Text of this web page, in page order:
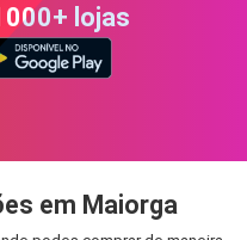
lojas
em Maiorga